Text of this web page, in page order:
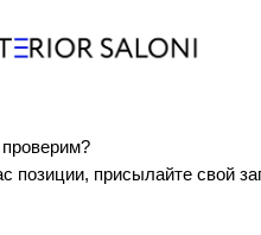
позиции, присылайте свой